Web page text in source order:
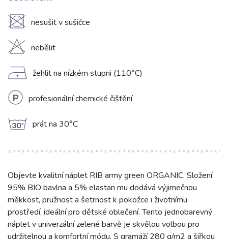
U nesušit v sušičce
H nebělit
D žehlit na nízkém stupni (110°C)
L profesionální chemické čištění
g prát na 30°C
Objevte kvalitní náplet RIB army green ORGANIC. Složení:
95% BIO bavlna a 5% elastan mu dodává výjimečnou
měkkost, pružnost a šetrnost k pokožce i životnímu
prostředí, ideální pro dětské oblečení. Tento jednobarevný
náplet v univerzální zelené barvě je skvělou volbou pro
udržitelnou a komfortní módu. S gramáží 280 g/m2 a šířkou